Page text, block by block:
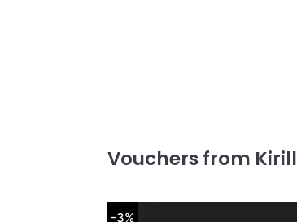
Vouchers from Kirill
-3%